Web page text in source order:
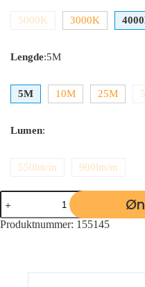
5000K 3000K
Lengde:5M
5M 10M 25M
Lumen:
550lm/m 900lm/m
Produktnummer: 155145